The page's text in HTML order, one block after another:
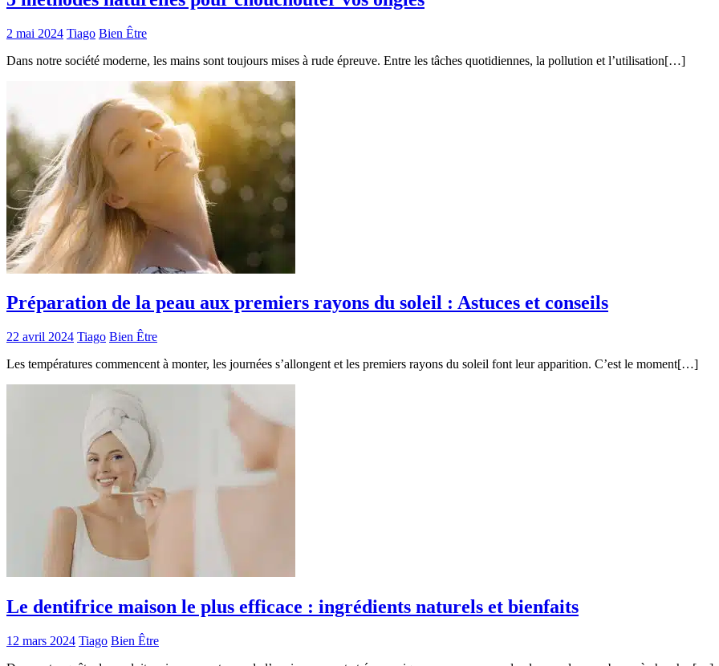
2 mai 2024 Tiago Bien Être
Dans notre société moderne, les mains sont toujours mises à rude épreuve. Entre les tâches quotidiennes, la pollution et l’utilisation[…]
Préparation de la peau aux premiers rayons du soleil : Astuces et conseils
22 avril 2024 Tiago Bien Être
Les températures commencent à monter, les journées s’allongent et les premiers rayons du soleil font leur apparition. C’est le moment[…]
Le dentifrice maison le plus efficace : ingrédients naturels et bienfaits
12 mars 2024 Tiago Bien Être